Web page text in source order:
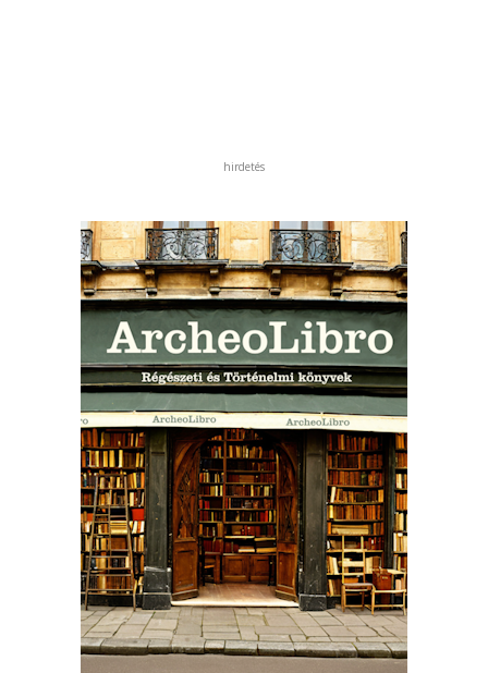
hirdetés